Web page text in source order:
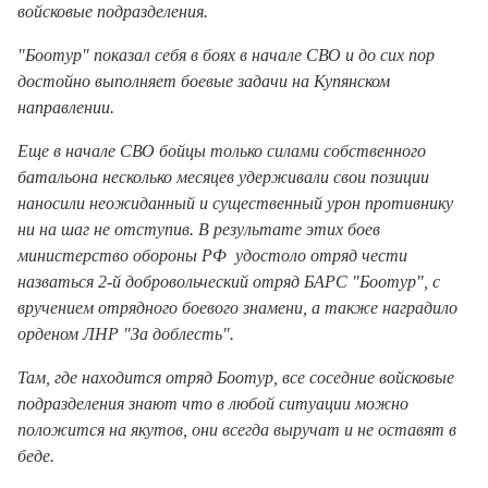
войсковые подразделения.
"Боотур" показал себя в боях в начале СВО и до сих пор
достойно выполняет боевые задачи на Купянском
направлении.
Еще в начале СВО бойцы только силами собственного
батальона несколько месяцев удерживали свои позиции
наносили неожиданный и существенный урон противнику
ни на шаг не отступив. В результате этих боев
министерство обороны РФ удостоло отряд чести
назваться 2-й добровольческий отряд БАРС "Боотур", с
вручением отрядного боевого знамени, а также наградило
орденом ЛНР "За доблесть".
Там, где находится отряд Боотур, все соседние войсковые
подразделения знают что в любой ситуации можно
положится на якутов, они всегда выручат и не оставят в
беде.